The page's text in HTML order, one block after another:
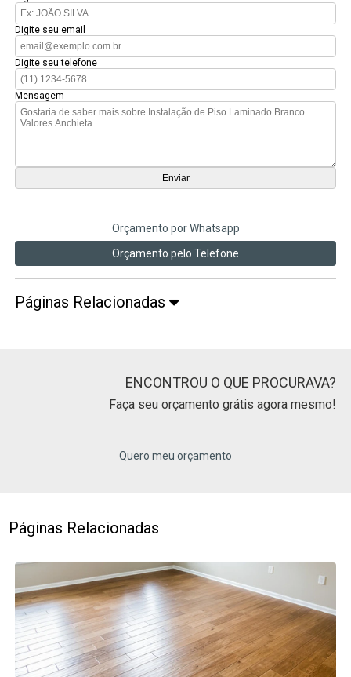
Digite seu email
Digite seu telefone
Mensagem
Orçamento por Whatsapp
Orçamento pelo Telefone
Páginas Relacionadas
ENCONTROU O QUE PROCURAVA?
Faça seu orçamento grátis agora mesmo!
Quero meu orçamento
Páginas Relacionadas